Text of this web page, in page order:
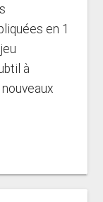
en 1
à